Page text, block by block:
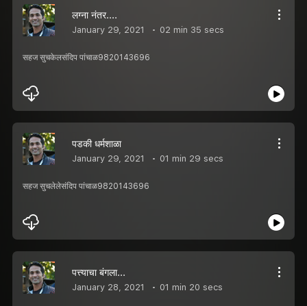
लग्ना नंतर....
January 29, 2021 02 min 35 secs
सहज सुचकेलसंदिप पांचाळ9820143696
पडकी धर्मशाळा
January 29, 2021 01 min 29 secs
सहज सुचलेलेसंदिप पांचाळ9820143696
पत्त्याचा बंगला...
January 28, 2021 01 min 20 secs